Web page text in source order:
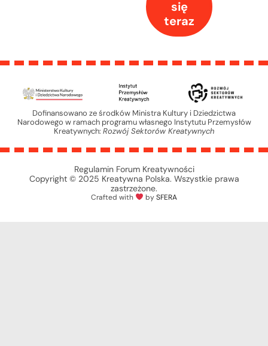
się
teraz
Dofinansowano ze środków Ministra Kultury i Dziedzictwa
Narodowego w ramach programu własnego Instytutu Przemysłów
Kreatywnych: Rozwój Sektorów Kreatywnych
Regulamin Forum Kreatywności
Copyright © 2025 Kreatywna Polska. Wszystkie prawa
zastrzeżone.
Crafted with bySFERA